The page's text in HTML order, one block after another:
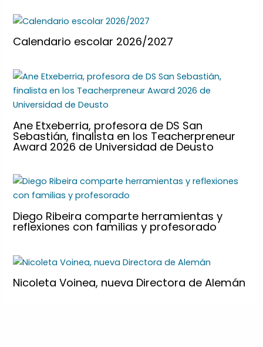
Calendario escolar 2026/2027
Ane Etxeberria, profesora de DS San
Sebastián, finalista en los Teacherpreneur
Award 2026 de Universidad de Deusto
Diego Ribeira comparte herramientas y
reflexiones con familias y profesorado
Nicoleta Voinea, nueva Directora de Alemán